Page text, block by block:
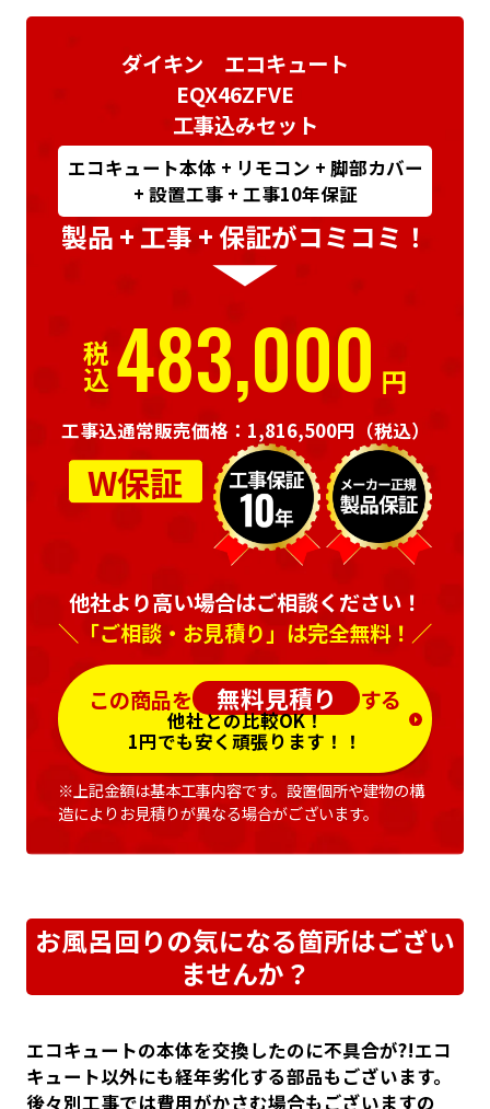
ダイキン エコキュート
EQX46ZFVE
工事込みセット
エコキュート本体 + リモコン + 脚部カバー
+ 設置工事 + 工事10年保証
製品 + 工事 + 保証がコミコミ！
W保証
税込483,000 円
工事込通常販売価格：1,816,500円 （税込）
他社より高い場合はご相談ください！
＼「ご相談・お見積り」は完全無料！／
この商品を 無料見積り する
他社との比較OK！
1円でも安く頑張ります！！
※上記金額は基本工事内容です。設置個所や建物の構
造によりお見積りが異なる場合がございます。
お風呂回りの気になる箇所はござい
ませんか？
エコキュートの本体を交換したのに不具合が?!エコ
キュート以外にも経年劣化する部品もございます。
後々別工事では費用がかさむ場合もございますの